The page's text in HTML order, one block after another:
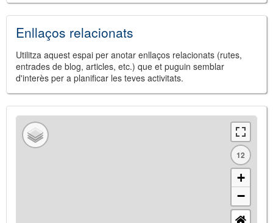
Enllaços relacionats
Utilitza aquest espai per anotar enllaços relacionats (rutes,
entrades de blog, articles, etc.) que et puguin semblar
d'interès per a planificar les teves activitats.
12
+
−